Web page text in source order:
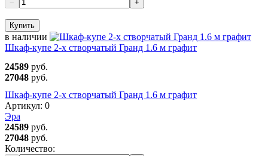
− +
Купить
в наличии
Шкаф-купе 2-х створчатый Гранд 1.6 м графит
24589 руб.
27048 руб.
Шкаф-купе 2-х створчатый Гранд 1.6 м графит
Артикул: 0
Эра
24589 руб.
27048 руб.
Количество: